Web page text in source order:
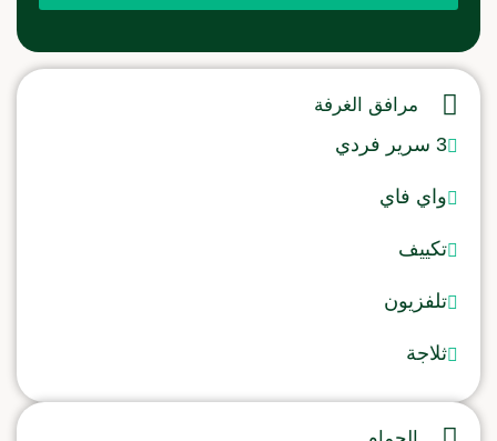
مرافق الغرفة
3 سرير فردي
واي فاي
تكييف
تلفزيون
ثلاجة